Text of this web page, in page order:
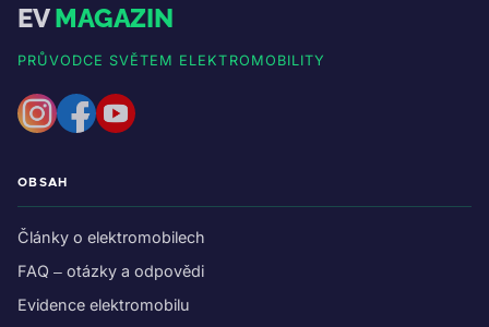
EVMAGAZIN
PRŮVODCE SVĚTEM ELEKTROMOBILITY
OBSAH
Články o elektromobilech
FAQ – otázky a odpovědi
Evidence elektromobilu